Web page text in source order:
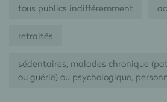
tous publics indifféremment
retraités
sédentaires, malades chronique
ou guérie) ou psychologique,